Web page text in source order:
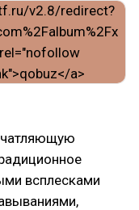
всплесками